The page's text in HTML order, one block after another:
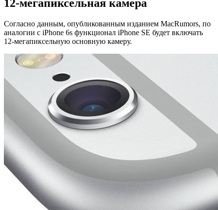
12-мегапиксельная камера
Согласно данным, опубликованным изданием MacRumors, по
аналогии с iPhone 6s функционал iPhone SE будет включать
12-мегапиксельную основную камеру.